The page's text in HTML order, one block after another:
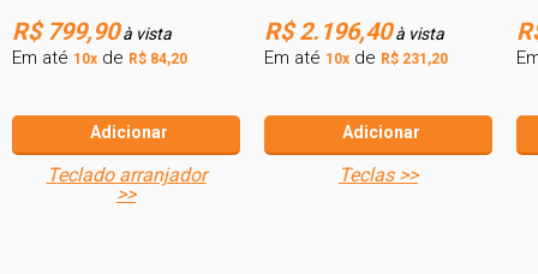
R$ 799,90à vista
Em até 10x de R$ 84,20
Adicionar
teclado arranjador
>>
R$ 2.196,40à vista
Em até 10x de R$ 231,20
Adicionar
teclas >>